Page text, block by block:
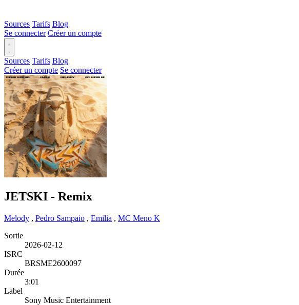
Sources Tarifs Blog
Se connecter Créer un compte
Sources Tarifs Blog
Créer un compte Se connecter
JETSKI - Remix
Melody , Pedro Sampaio , Emilia , MC Meno K
Sortie
2026-02-12
ISRC
BRSME2600097
Durée
3:01
Label
Sony Music Entertainment